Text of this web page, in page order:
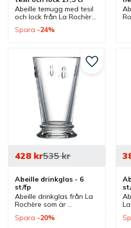
Abeille temugg med tesil
och lock från La Rochère
napoleonbin. En vacker
Spara 24%
Abeille drinkglas - 6
st/fp
Abeille drinkglas från La
Rochère som är
napoleonbin. Glas som
428kr535kr
Spara 20%
Lägg till i